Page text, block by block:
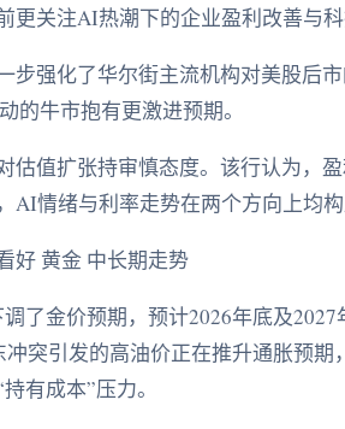
更关注AI热潮下的企业盈利改善与
步强化了华尔街主流机构对美股后
的牛市抱有更激进预期。
估值扩张持审慎态度。该行认为，
AI情绪与利率走势在两个方向上均构
好 黄金 中长期走势
了金价预期，预计2026年底及
突引发的高油价正在推升通胀预
有成本”压力。